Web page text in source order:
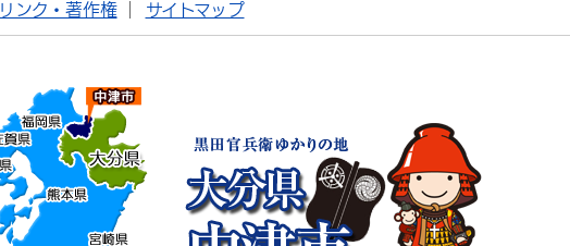
リンク・著作権 サイトマップ